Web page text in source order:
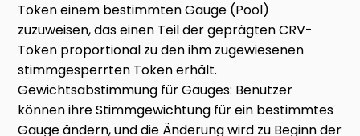
Token einem bestimmten Gauge (Pool)
zuzuweisen, das einen Teil der geprägten CRV-
Token proportional zu den ihm zugewiesenen
stimmgesperrten Token erhält.
Gewichtsabstimmung für Gauges: Benutzer
können ihre Stimmgewichtung für ein bestimmtes
Gauge ändern, und die Änderung wird zu Beginn der